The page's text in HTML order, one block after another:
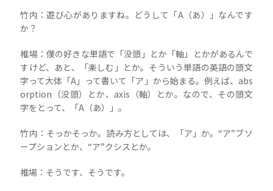
竹内：遊び心がありますね。どうして「A（あ）」なんです
か？
椎場：僕の好きな単語で「没頭」とか「軸」とかがあるんで
すけど、あと、「楽しむ」とか。そういう単語の英語の頭文
字って大体「A」って書いて「ア」から始まる。例えば、abs
orption（没頭）とか、axis（軸）とか。なので、その頭文
字をとって、「A（あ）」。
竹内：そっかそっか。読み方としては、「ア」か。“ア”ブソ
ープションとか、“ア”クシスとか。
椎場：そうです、そうです。